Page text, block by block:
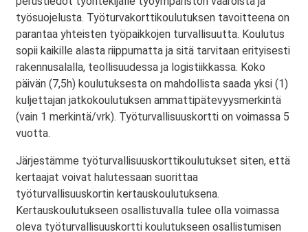
työsuojelusta. Työturvakorttikoulutuksen tavoitteena on
parantaa yhteisten työpaikkojen turvallisuutta. Koulutus
sopii kaikille alasta riippumatta ja sitä tarvitaan erityisesti
rakennusalalla, teollisuudessa ja logistiikkassa. Koko
päivän (7,5h) koulutuksesta on mahdollista saada yksi (1)
kuljettajan jatkokoulutuksen ammattipätevyysmerkintä
(vain 1 merkintä/vrk). Työturvallisuuskortti on voimassa 5
vuotta.
Järjestämme työturvallisuuskorttikoulutukset siten, että
kertaajat voivat halutessaan suorittaa
työturvallisuuskortin kertauskoulutuksena.
Kertauskoulutukseen osallistuvalla tulee olla voimassa
oleva työturvallisuuskortti koulutukseen osallistumisen